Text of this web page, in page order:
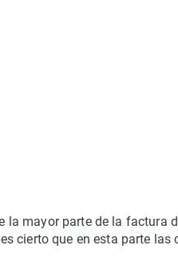
la mayor parte de la
cierto que en esta parte